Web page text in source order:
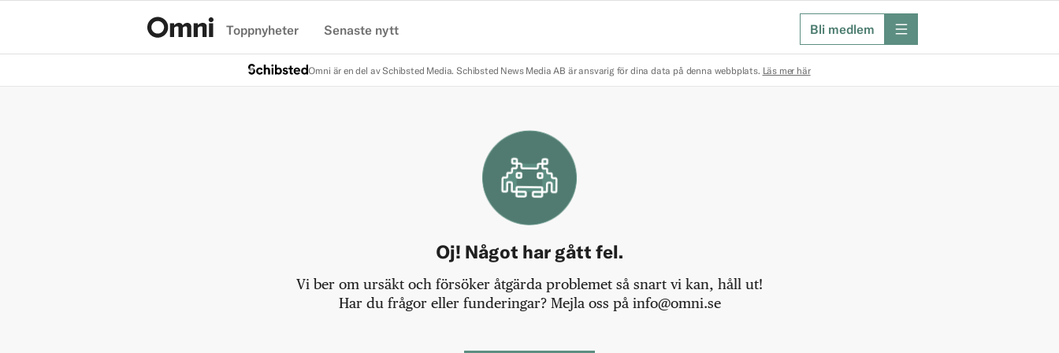
Toppnyheter Senaste nytt Bli medlem meny
Omni är en del av Schibsted Media. Schibsted News Media AB är ansvarig för dina data på denna webbplats. Läs mer här
Oj! Något har gått fel.
Vi ber om ursäkt och försöker åtgärda problemet så snart vi kan, håll ut!
Har du frågor eller funderingar? Mejla oss på info@omni.se